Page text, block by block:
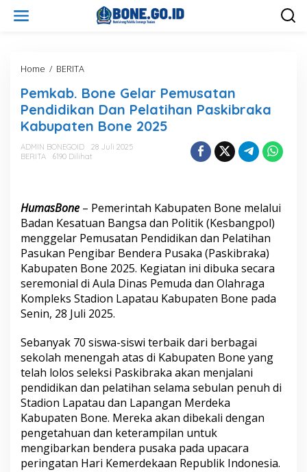
Home / BERITA
m
k
a
b
B
l
a
r
P
e
m
u
s
t
a
n
P
e
n
d
d
i
k
Pemkab. Bone Gelar Pemusatan
Pendidikan Dan Pelatihan Paskibraka
Kabupaten Bone 2025
ADMIN BONEGOID
28 Juli 2025
BERITA
6190 Dilihat
HumasBone – Pemerintah Kabupaten Bone melalui
Badan Kesatuan Bangsa dan Politik (Kesbangpol)
menggelar Pemusatan Pendidikan dan Pelatihan
Pasukan Pengibar Bendera Pusaka (Paskibraka)
Kabupaten Bone 2025. Kegiatan ini dibuka secara
seremonial di Aula Dinas Pemuda dan Olahraga
Kompleks Stadion Lapatau Kabupaten Bone pada
Senin, 28 Juli 2025.
Sebanyak 70 siswa-siswi terbaik dari berbagai
sekolah menengah atas di Kabupaten Bone yang
telah lolos seleksi Paskibraka akan menjalani
pendidikan dan pelatihan selama sebulan penuh di
Stadion Lapatau dan Lapangan Merdeka
Kabupaten Bone. Mereka akan dibekali dengan
pengetahuan dan keterampilan untuk
mengibarkan bendera pusaka pada upacara
peringatan Hari Kemerdekaan Republik Indonesia.